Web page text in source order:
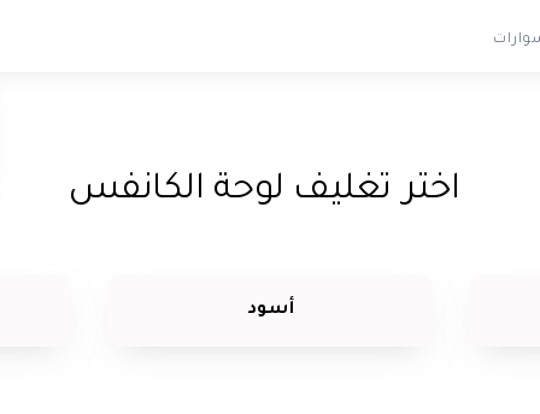
اختر تغليف لوحة الكانفس
أسود